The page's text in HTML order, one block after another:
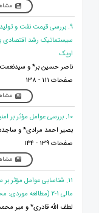
9. بررسی قیمت نفت و
سیستماتیک رشد اقتصادی
اوپک
ناصر حسین بر* و
صفحات 111 - 138
10. بررسی عوامل مؤثر بر امنیت غذایی در خانوارهای کشاورز در ولایت بلخ
بصیر احمد مرادی* و
صفحات 139 - 144
11. شناسایی عوامل
مالی 1-2 (مطالعه موردی: محصلان دانشگاه آریا)
لطف الله قادری* و میر